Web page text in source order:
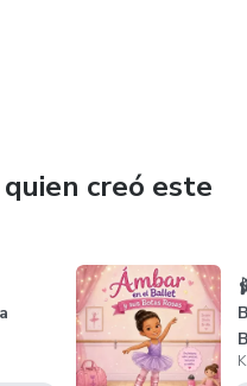
creó este